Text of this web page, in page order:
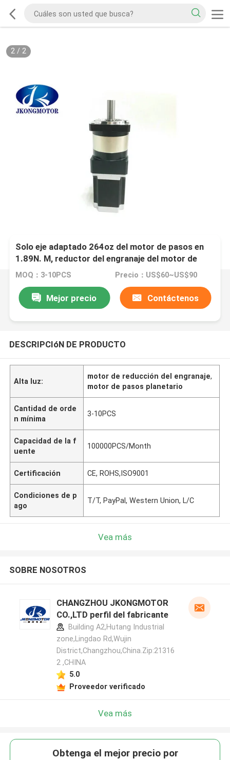
2/ 2
Solo eje adaptado 264oz del motor de pasos en
1.89N. M, reductor del engranaje del motor de
pasos de la nema 23
MOQ：3-10PCS Precio：US$60~US$90
Mejor precio Contáctenos
DESCRIPCIóN DE PRODUCTO
Alta luz:
motor de reducción del engranaje,
motor de pasos planetario
Cantidad de orde
n mínima
3-10PCS
Capacidad de la f
uente
100000PCS/Month
Certificación CE, ROHS,ISO9001
Condiciones de p
ago
T/T, PayPal, Western Union, L/C
Vea más
SOBRE NOSOTROS
CHANGZHOU JKONGMOTOR
CO.,LTD perfil del fabricante
Building A2,Hutang Industrial
zone,Lingdao Rd,Wujin
District,Changzhou,China.Zip:21316
2 ,CHINA
5.0
Proveedor verificado
Vea más
Obtenga el mejor precio por